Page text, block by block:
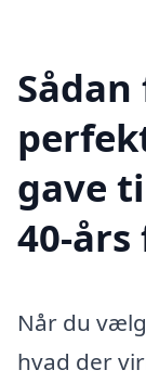
gave
40-års
Når du
hvad der